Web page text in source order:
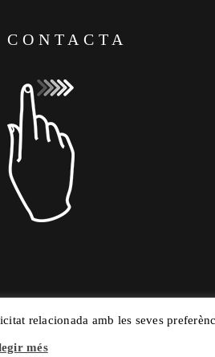
CONTACTA
relacionada amb les seves
més